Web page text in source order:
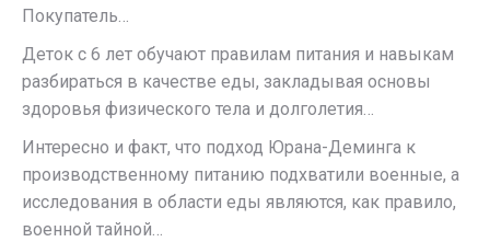
Покупатель…
Деток с 6 лет обучают правилам питания и навыкам
разбираться в качестве еды, закладывая основы
здоровья физического тела и долголетия…
Интересно и факт, что подход Юрана-Деминга к
производственному питанию подхватили военные, а
исследования в области еды являются, как правило,
военной тайной…